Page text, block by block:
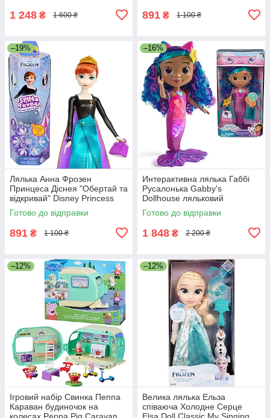
1 248 ₴ 1 600 ₴ 891 ₴ 1 100 ₴
–19%
Лялька Анна Фрозен
Принцеса Діснея "Обертай та
відкривай" Disney Princess
Frozen Anna Fashion Doll
Готово до відправки
891 ₴ 1 100 ₴
–16%
Интерактивна лялька Габбі
Русалонька Gabby's
Dollhouse ляльковий
будиночок Gabby's співай та
сяй
Готово до відправки
1 848 ₴ 2 200 ₴
–12%
Ігровий набір Свинка Пеппа
Караван будиночок на
–12%
Велика лялька Ельза
співаюча Холодне Серце